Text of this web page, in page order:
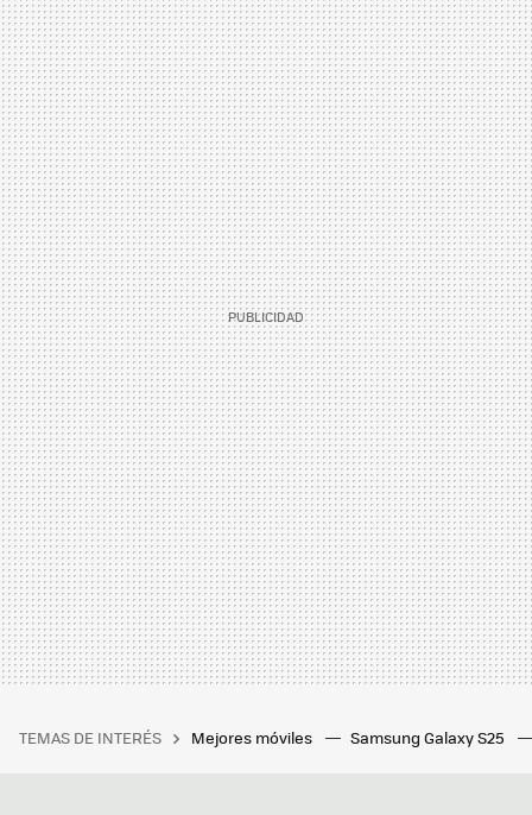
TEMAS DE INTERÉS Mejores móviles Samsung Galaxy S25